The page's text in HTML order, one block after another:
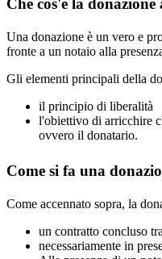
Che cos'è la
Una donazione è un vero e
fronte a un notaio alla
Gli elementi principali della
il principio di liberalità
l'obiettivo di arricchire
ovvero il donatario.
Come si fa una
Come accennato sopra, la
un contratto concluso
necessariamente in